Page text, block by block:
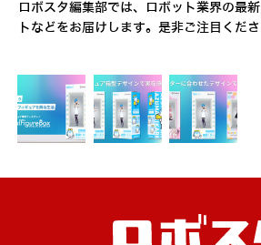
ロボスタ編集部では、ロボット業界の最
トなどをお届けします。是非ご注目くださ